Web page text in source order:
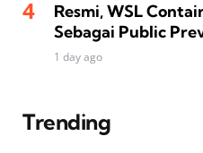
Resmi, WSL
Sebagai Public
1 day ago
Trending